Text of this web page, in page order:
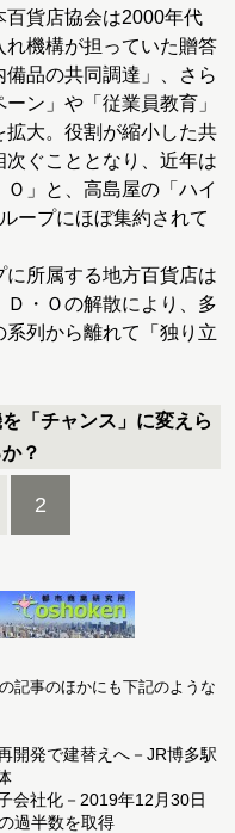
百貨店協会は2000年代
機構が担っていた贈答
品の共同調達」、さら
ン」や「従業員教育」
拡大。役割が縮小した共
ぐこととなり、近年は
」と、高島屋の「ハイ
ープにほぼ集約されて
所属する地方百貨店は
・Ｏの解散により、多
系列から離れて「独り立
「チャンス」に変えら
？
2
記事のほかにも下記のような
開発で建替えへ－JR博多駅
会社化－2019年12月30日
過半数を取得